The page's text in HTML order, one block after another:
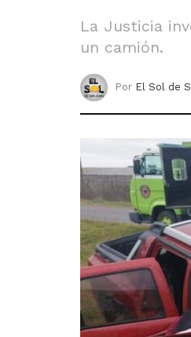
La Justicia
un camión.
Por El Sol de